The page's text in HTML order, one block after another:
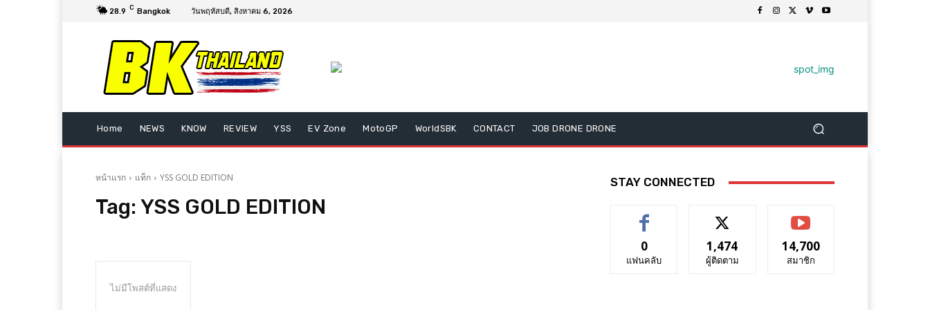
28.9 C Bangkok วันพฤหัสบดี, สิงหาคม 6, 2026
Home NEWS KNOW REVIEW YSS EV Zone MotoGP WorldSBK CONTACT JOB DRONE DRONE
หน้าแรก แท็ก YSS GOLD EDITION
Tag: YSS GOLD EDITION
ไม่มีโพสต์ที่แสดง
STAY CONNECTED
0
แฟนคลับ
1,474
ผู้ติดตาม
14,700
สมาชิก